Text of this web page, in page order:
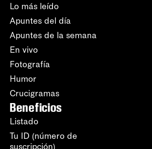
Lo más leído
Apuntes del día
Apuntes de la semana
En vivo
Fotografía
Humor
Crucigramas
Beneficios
Listado
Tu ID (número de
suscripción)